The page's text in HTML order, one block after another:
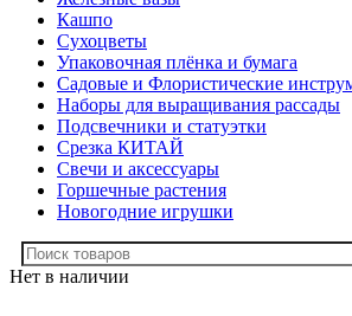
Кашпо
Сухоцветы
Упаковочная плёнка и бумага
Садовые и Флористические
Наборы для выращивания рассады
Подсвечники и статуэтки
Срезка КИТАЙ
Свечи и аксессуары
Горшечные растения
Новогодние игрушки
Нет в наличии